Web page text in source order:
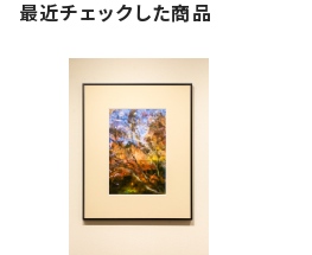
最近チェックした商品